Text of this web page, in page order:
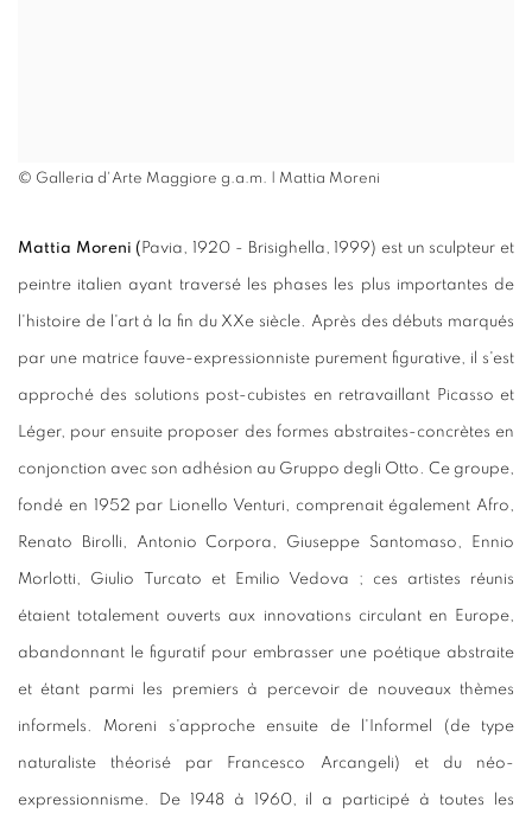
© Galleria d'Arte Maggiore g.a.m. | Mattia Moreni
Mattia Moreni ( Pavia, 1920 - Brisighella, 1999) est un sculpteur et
peintre italien ayant traversé les phases les plus importantes de
l'histoire de l'art à la fin du XXe siècle. Après des débuts marqués
par une matrice fauve-expressionniste purement figurative, il s'est
approché des solutions post-cubistes en retravaillant Picasso et
Léger, pour ensuite proposer des formes abstraites-concrètes en
conjonction avec son adhésion au Gruppo degli Otto. Ce groupe,
fondé en 1952 par Lionello Venturi, comprenait également Afro,
Renato Birolli, Antonio Corpora, Giuseppe Santomaso, Ennio
Morlotti, Giulio Turcato et Emilio Vedova ; ces artistes réunis
étaient totalement ouverts aux innovations circulant en Europe,
abandonnant le figuratif pour embrasser une poétique abstraite
et étant parmi les premiers à percevoir de nouveaux thèmes
informels. Moreni s'approche ensuite de l'Informel (de type
naturaliste théorisé par Francesco Arcangeli) et du néo-
expressionnisme. De 1948 à 1960, il a participé à toutes les